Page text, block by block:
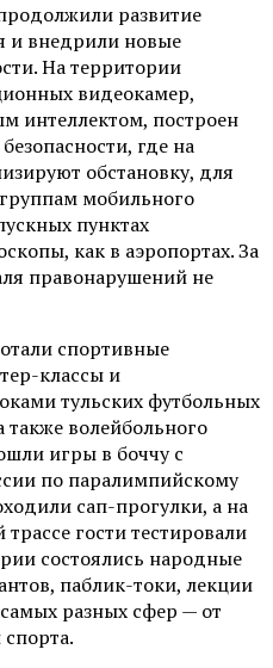
развитие
и внедрили новые
На территории
видеокамер,
интеллектом, построен
где на
обстановку, для
мобильного
пунктах
как в аэропортах. За
правонарушений не
спортивные
классы и
тульских футбольных
волейбольного
игры в боччу с
по паралимпийскому
сап-прогулки, а на
гости тестировали
состоялись народные
паблик-токи, лекции
разных сфер — от